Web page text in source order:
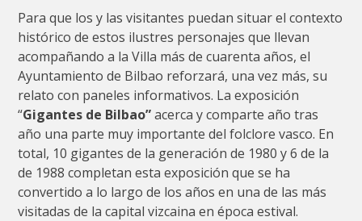
Para que los y las visitantes puedan situar el contexto
histórico de estos ilustres personajes que llevan
acompañando a la Villa más de cuarenta años, el
Ayuntamiento de Bilbao reforzará, una vez más, su
relato con paneles informativos. La exposición
“Gigantes de Bilbao”acerca y comparte año tras
año una parte muy importante del folclore vasco. En
total, 10 gigantes de la generación de 1980 y 6 de la
de 1988 completan esta exposición que se ha
convertido a lo largo de los años en una de las más
visitadas de la capital vizcaina en época estival.